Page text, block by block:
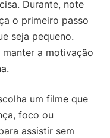
Durante, note
o primeiro passo
seja pequeno.
a motivação
um filme que
foco ou
assistir sem